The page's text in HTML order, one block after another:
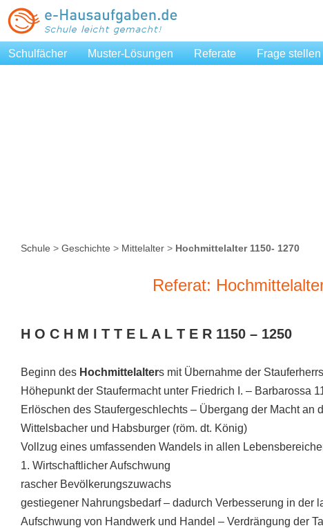
Schulfächer Muster-Lösungen Referate Frage stellen
Schule > Geschichte > Mittelalter > Hochmittelalter 1150- 1270
Referat:
H O C H M I T T E L A L T E R 1150 – 1250
Beginn des Hochmittelalters mit Übernahme der
Höhepunkt der Staufermacht unter Friedrich I. – Barbarossa
Erlöschen des Staufergeschlechts – Übergang der Macht an
Wittelsbacher und Habsburger (röm. dt. König)
Vollzug eines umfassenden Wandels in allen
1. Wirtschaftlicher Aufschwung
rascher Bevölkerungszuwachs
gestiegener Nahrungsbedarf – dadurch Verbesserung in der
Aufschwung von Handwerk und Handel – Verdrängung der